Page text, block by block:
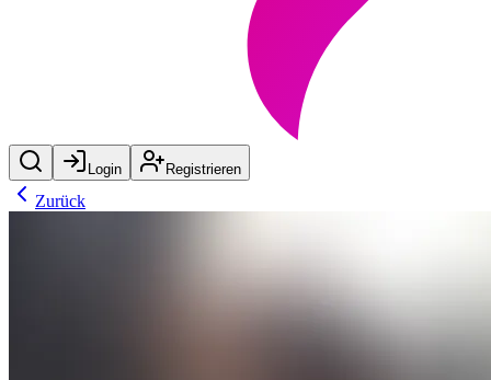
Login Registrieren
Zurück